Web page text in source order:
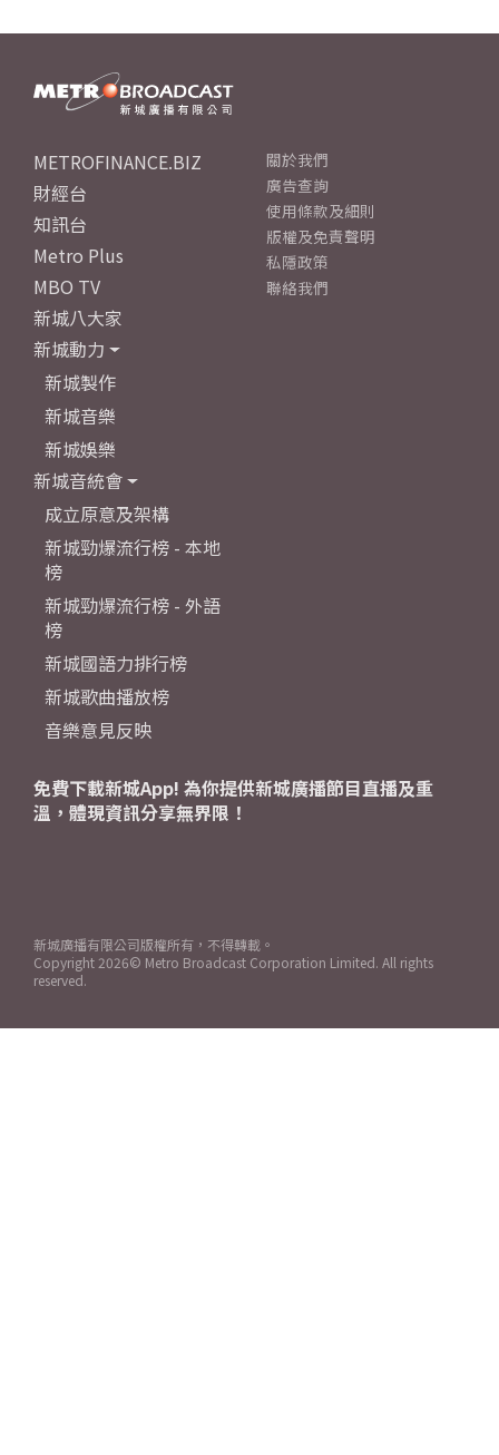
METROFINANCE.BIZ
財經台
知訊台
Metro Plus
MBO TV
新城八大家
新城動力
新城製作
新城音樂
新城娛樂
新城音統會
成立原意及架構
新城勁爆流行榜 - 本地
榜
新城勁爆流行榜 - 外語
榜
新城國語力排行榜
新城歌曲播放榜
音樂意見反映
關於我們
廣告查詢
使用條款及細則
版權及免責聲明
私隱政策
聯絡我們
免費下載新城App! 為你提供新城廣播節目直播及重
溫，體現資訊分享無界限！
新城廣播有限公司版權所有，不得轉載。
Copyright 2026© Metro Broadcast Corporation Limited. All rights
reserved.